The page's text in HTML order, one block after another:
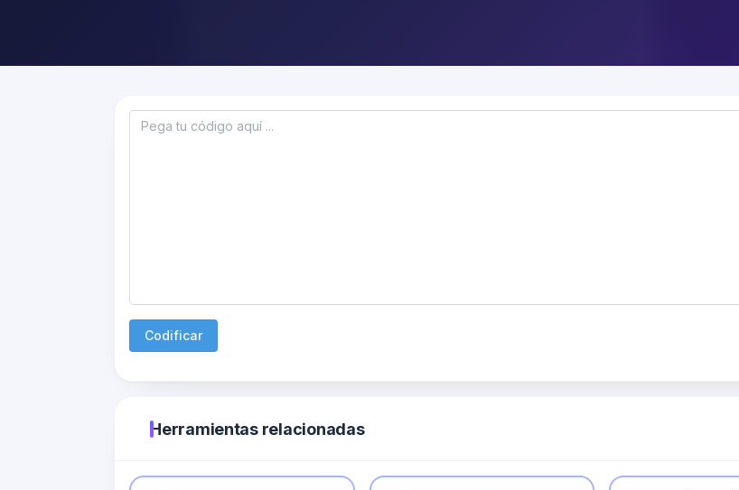
Codificar
Herramientas relacionadas